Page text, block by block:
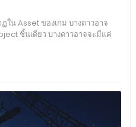
น Asset ของเกม บางดาวอาจ
ชิ้นเดียว บางดาวอาจจะมีแค่